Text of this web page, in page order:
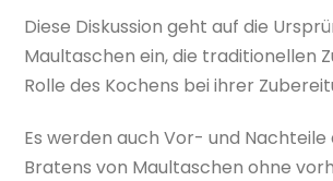
Diese Diskussion geht auf die
Maultaschen ein, die traditionellen
Rolle des Kochens bei ihrer
Es werden auch Vor- und
Bratens von Maultaschen ohne